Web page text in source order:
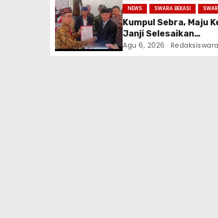
NEWS
SWARA BEKASI
Kumpul Sebra, Maju
Janji Selesaikan
Infrastruktur Dan
Agu 6, 2026